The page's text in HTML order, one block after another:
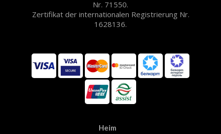
Nr. 71550.
Zertifikat der internationalen Registrierung Nr.
1628136.
Heim